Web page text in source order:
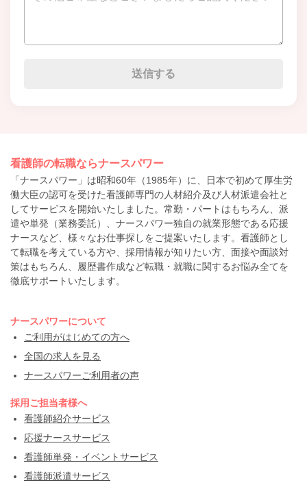
看護師の転職ならナースパワー
「ナースパワー」は昭和60年（1985年）に、日本で初めて厚生労
働大臣の認可を受けた看護師専門の人材紹介及び人材派遣会社と
してサービスを開始いたしました。常勤・パートはもちろん、派
遣や単発（業務委託）、ナースパワー独自の就業形態である応援
ナースなど、様々なお仕事探しをご提案いたします。看護師とし
て転職を考えている方や、採用情報が知りたい方、面接や面談対
策はもちろん、履歴書作成など転職・就職に関するお悩み全てを
徹底サポートいたします。
ナースパワーについて
ご利用がはじめての方へ
全国の求人を見る
ナースパワーご利用者の声
採用ご担当者様へ
看護師紹介サービス
応援ナースサービス
看護師単発・イベントサービス
看護師派遣サービス